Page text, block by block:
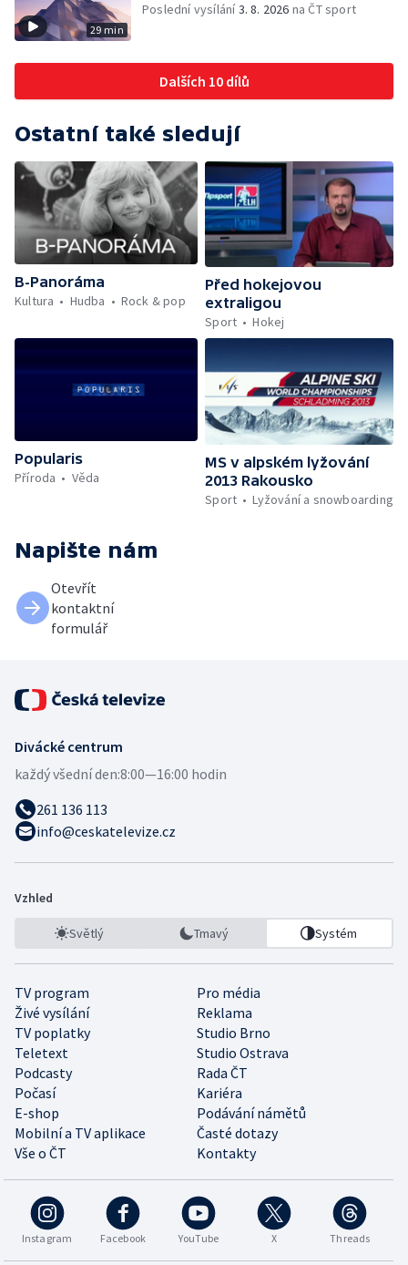
29 min
Poslední vysílání3. 8. 2026 na ČT sport
Dalších 10 dílů
Ostatní také sledují
B-Panoráma
Kultura
Hudba Rock & pop
Před hokejovou
extraligou
Sport
Hokej
Popularis
Příroda
Věda
MS v alpském lyžování
2013 Rakousko
Sport
Lyžování a snowboarding
Napište nám
Otevřít
kontaktní
formulář
Divácké centrum
každý všední den:8:00—16:00 hodin
261 136 113
info@ceskatelevize.cz
Vzhled
Světlý Tmavý Systém
TV program
Pro média
Živé vysílání
Reklama
TV poplatky
Studio Brno
Teletext
Studio Ostrava
Podcasty
Rada ČT
Počasí
Kariéra
E-shop
Podávání námětů
Mobilní a TV aplikace
Časté dotazy
Vše o ČT
Kontakty
Instagram Facebook YouTube X Threads